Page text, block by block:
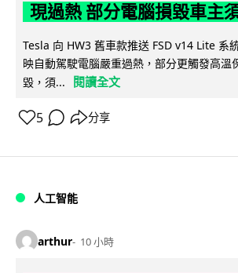
現過熱 部分電腦損毀車主
Tesla 向 HW3 舊車款推送 FSD v14 Lite 系
映自動駕駛電腦嚴重過熱，部分更觸發高溫
毀，須...
閱讀全文
5 分享
人工智能
arthur 10 小時